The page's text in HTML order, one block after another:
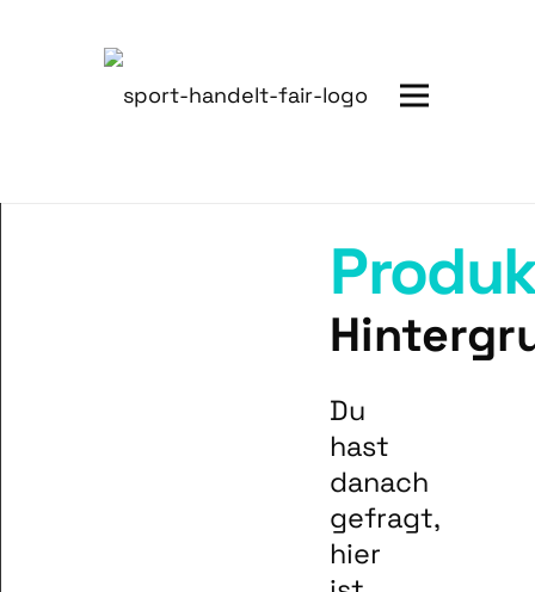
Du
hast
danach
gefragt,
hier